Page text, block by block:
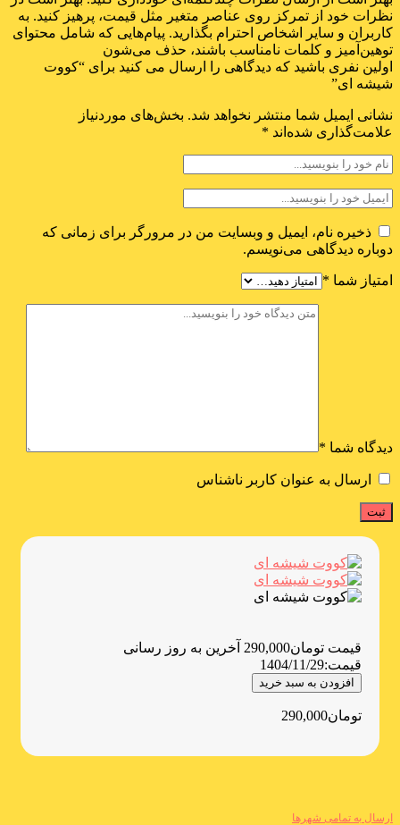
نظرات خود از تمرکز روی عناصر متغیر مثل قیمت، پرهیز کنید. به
کاربران و سایر اشخاص احترام بگذارید. پیام‌هایی که شامل محتوای
توهین‌آمیز و کلمات نامناسب باشند، حذف می‌شون
اولین نفری باشید که دیدگاهی را ارسال می کنید برای “کووت
شیشه ای”
نشانی ایمیل شما منتشر نخواهد شد. بخش‌های موردنیاز
علامت‌گذاری شده‌اند *
ذخیره نام، ایمیل و وبسایت من در مرورگر برای زمانی که
دوباره دیدگاهی می‌نویسم.
امتیاز شما *
دیدگاه شما *
ارسال به عنوان کاربر ناشناس
قیمت تومان290,000 آخرین به روز رسانی
قیمت:1404/11/29
افزودن به سبد خرید
تومان290,000
ارسال به تمامی شهرها